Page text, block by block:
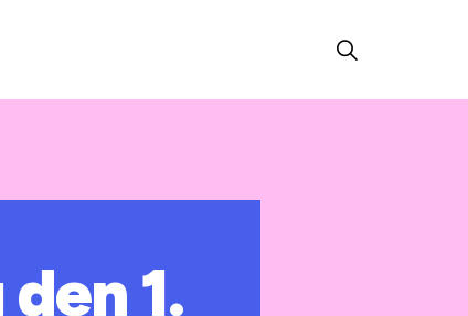
1.